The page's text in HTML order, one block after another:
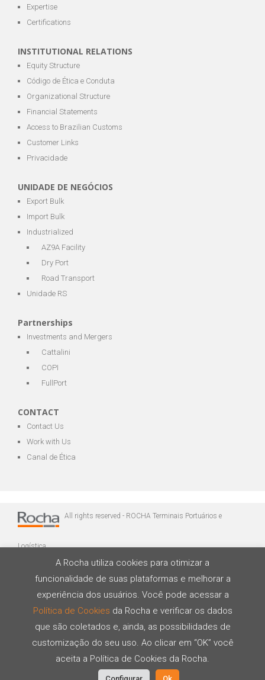
Expertise
Certifications
INSTITUTIONAL RELATIONS
Equity Structure
Código de Ética e Conduta
Organizational Structure
Financial Statements
Access to Brazilian Customs
Customer Links
Privacidade
UNIDADE DE NEGÓCIOS
Export Bulk
Import Bulk
Industrialized
AZ9A Facility
Dry Port
Road Transport
Unidade RS
Partnerships
Investments and Mergers
Cattalini
COPI
FullPort
CONTACT
Contact Us
Work with Us
Canal de Ética
All rights reserved - ROCHA Terminais Portuários e
Logística
Developed by
A Rocha utiliza cookies para otimizar a
funcionalidade de suas plataformas e melhorar a
experiência dos usuários. Você pode acessar a
Política de Cookies da Rocha e verificar os dados
que são coletados e, ainda, as possibilidades de
customização do seu uso. Ao clicar em “OK” você
aceita a Política de Cookies da Rocha.